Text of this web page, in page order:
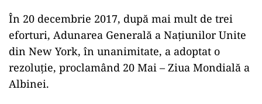
În 20 decembrie 2017, după mai mult de trei
eforturi, Adunarea Generală a Națiunilor Unite
din New York, în unanimitate, a adoptat o
rezoluție, proclamând 20 Mai – Ziua Mondială a
Albinei.